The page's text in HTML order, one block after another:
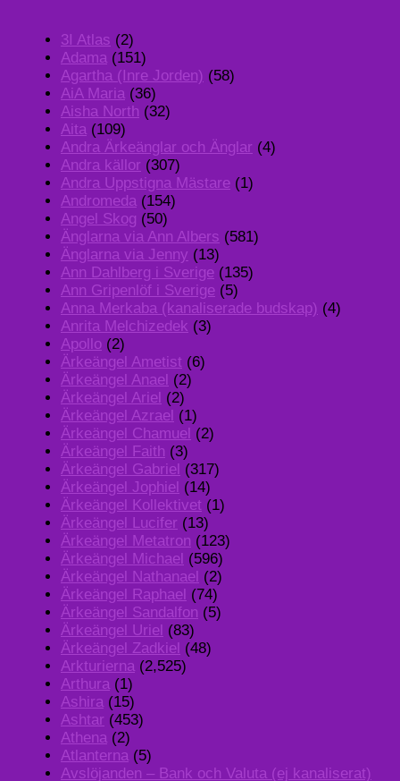
3I Atlas (2)
Adama (151)
Agartha (Inre Jorden) (58)
AiA Maria (36)
Aisha North (32)
Aita (109)
Andra Ärkeänglar och Änglar (4)
Andra källor (307)
Andra Uppstigna Mästare (1)
Andromeda (154)
Angel Skog (50)
Änglarna via Ann Albers (581)
Änglarna via Jenny (13)
Ann Dahlberg i Sverige (135)
Ann Gripenlöf i Sverige (5)
Anna Merkaba (kanaliserade budskap) (4)
Anrita Melchizedek (3)
Apollo (2)
Ärkeängel Ametist (6)
Ärkeängel Anael (2)
Ärkeängel Ariel (2)
Ärkeängel Azrael (1)
Ärkeängel Chamuel (2)
Ärkeängel Faith (3)
Ärkeängel Gabriel (317)
Ärkeängel Jophiel (14)
Ärkeängel Kollektivet (1)
Ärkeängel Lucifer (13)
Ärkeängel Metatron (123)
Ärkeängel Michael (596)
Ärkeängel Nathanael (2)
Ärkeängel Raphael (74)
Ärkeängel Sandalfon (5)
Ärkeängel Uriel (83)
Ärkeängel Zadkiel (48)
Arkturierna (2,525)
Arthura (1)
Ashira (15)
Ashtar (453)
Athena (2)
Atlanterna (5)
Avslöjanden – Bank och Valuta (ej kanaliserat)